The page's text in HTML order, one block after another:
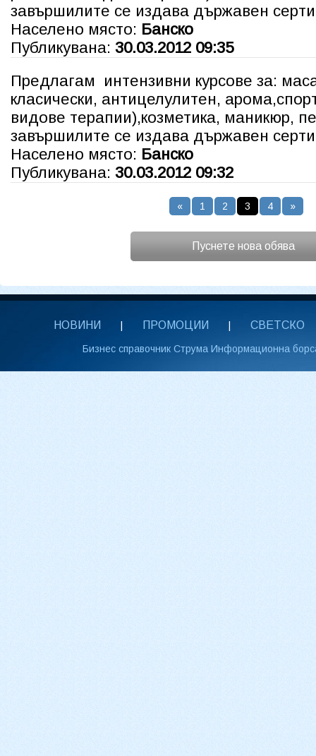
завършилите се издава държавен
Населено място: Банско
Публикувана: 30.03.2012 09:35
Предлагам интензивни курсове за:
класически, антицелулитен,
видове терапии),козметика, маникюр,
завършилите се издава държавен
Населено място: Банско
Публикувана: 30.03.2012 09:32
« 1 2 3 4 »
Пуснете нова обява
НОВИНИ ПРОМОЦИИ СВЕТСКО
Бизнес справочник Струма Информационна